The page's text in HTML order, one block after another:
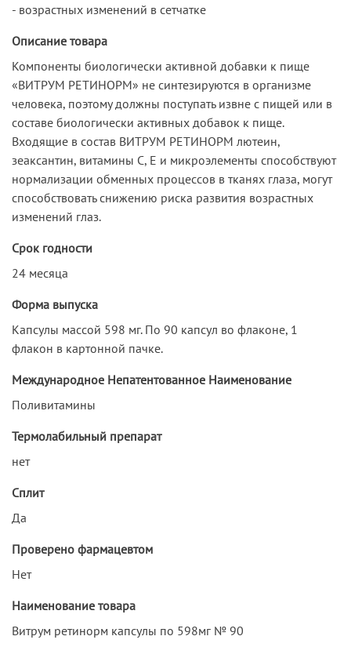
- возрастных изменений в сетчатке
Описание товара
Компоненты биологически активной добавки к пище
«ВИТРУМ РЕТИНОРМ» не синтезируются в организме
человека, поэтому должны поступать извне с пищей или в
составе биологически активных добавок к пище.
Входящие в состав ВИТРУМ РЕТИНОРМ лютеин,
зеаксантин, витамины С, Е и микроэлементы способствуют
нормализации обменных процессов в тканях глаза, могут
способствовать снижению риска развития возрастных
изменений глаз.
Срок годности
24 месяца
Форма выпуска
Капсулы массой 598 мг. По 90 капсул во флаконе, 1
флакон в картонной пачке.
Международное Непатентованное Наименование
Поливитамины
Термолабильный препарат
нет
Сплит
Да
Проверено фармацевтом
Нет
Наименование товара
Витрум ретинорм капсулы по 598мг № 90